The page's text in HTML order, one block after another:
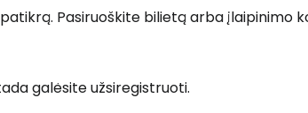
Pasiruoškite bilietą arba įlaipinimo
galėsite užsiregistruoti.